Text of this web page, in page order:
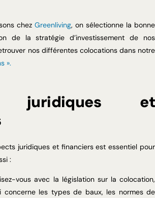
chez Greenliving, on sélectionne la bonne
de la stratégie d’investissement de nos
nos différentes colocations dans notre
».
juridiques et
juridiques et financiers est essentiel pour
:
vous avec la législation sur la colocation,
concerne les types de baux, les normes de